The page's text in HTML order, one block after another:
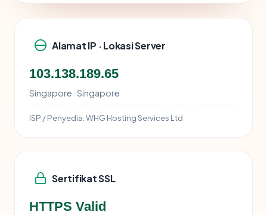
Alamat IP · Lokasi Server
103.138.189.65
Singapore · Singapore
ISP / Penyedia:WHG Hosting Services Ltd
Sertifikat SSL
HTTPS Valid